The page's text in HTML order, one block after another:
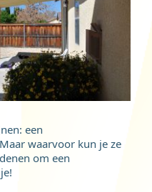
een
waarvoor kun je ze
om een